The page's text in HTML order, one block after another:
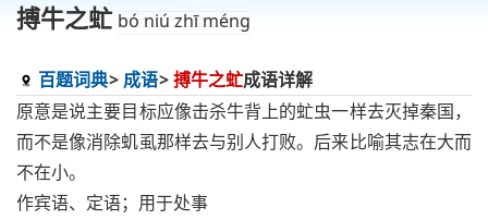
搏牛之虻 bó niú zhī méng
百题词典 成语 搏牛之虻成语详解
原意是说主要目标应像击杀牛背上的虻虫一样去灭掉秦国，
而不是像消除虮虱那样去与别人打败。后来比喻其志在大而
不在小。
作宾语、定语；用于处事